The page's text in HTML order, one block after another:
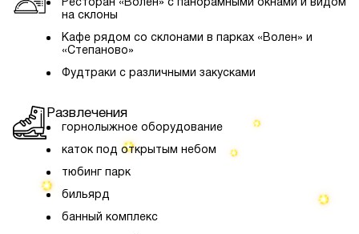
Ресторан «Волен» с панорамными окнами и видом
на склоны
Кафе рядом со склонами в парках «Волен» и
«Степаново»
Фудтраки с различными закусками
Развлечения
горнолыжное оборудование
каток под открытым небом
тюбинг парк
бильярд
банный комплекс